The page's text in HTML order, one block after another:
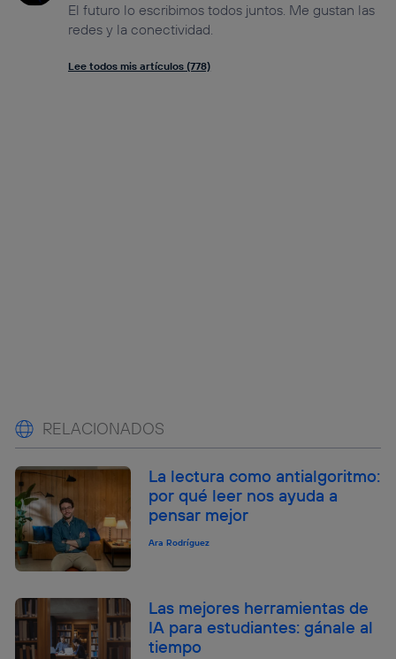
El futuro lo escribimos todos juntos. Me gustan las
redes y la conectividad.
Lee todos mis artículos (778)
RELACIONADOS
La lectura como antialgoritmo:
por qué leer nos ayuda a
pensar mejor
Ara Rodríguez
Las mejores herramientas de
IA para estudiantes: gánale al
tiempo